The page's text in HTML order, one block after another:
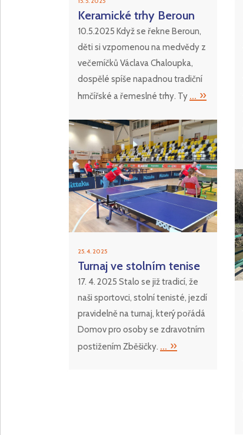
Keramické trhy Beroun
10.5.2025 Když se řekne Beroun,
děti si vzpomenou na medvědy z
večerníčků Václava Chaloupka,
dospělé spíše napadnou tradiční
hrnčířské a řemeslné trhy. Ty ... »
25. 4. 2025
Turnaj ve stolním tenise
17. 4. 2025 Stalo se již tradicí, že
naši sportovci, stolní tenisté, jezdí
pravidelně na turnaj, který pořádá
Domov pro osoby se zdravotním
postižením Zběšičky. ... »